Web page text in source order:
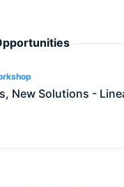
New Solutions -